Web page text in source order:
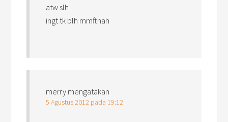
atw slh
ingt tk blh mmftnah
merry mengatakan
5 Agustus 2012 pada 19:12